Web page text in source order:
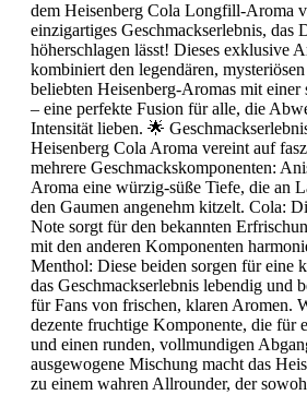
dem Heisenberg Cola Longfill-Aroma
einzigartiges Geschmackserlebnis, das
höherschlagen lässt! Dieses exklusive
kombiniert den legendären,
beliebten Heisenberg-Aromas mit
– eine perfekte Fusion für alle, die
Intensität lieben. 🌟
Heisenberg Cola Aroma vereint auf
mehrere Geschmackskomponenten:
Aroma eine würzig-süße Tiefe, die an
den Gaumen angenehm kitzelt. Cola:
Note sorgt für den bekannten
mit den anderen Komponenten
Menthol: Diese beiden sorgen für eine
das Geschmackserlebnis lebendig und
für Fans von frischen, klaren Aromen.
dezente fruchtige Komponente, die für
und einen runden, vollmundigen
ausgewogene Mischung macht das
zu einem wahren Allrounder, der